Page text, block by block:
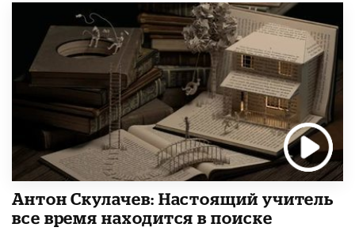
Антон Скулачев: Настоящий учитель
все время находится в поиске